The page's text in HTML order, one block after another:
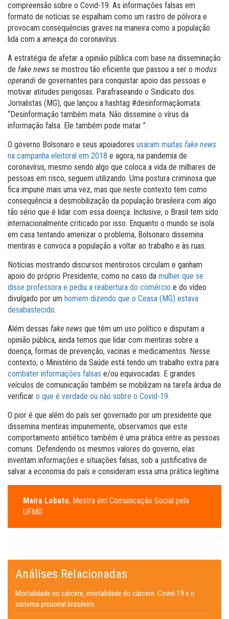
compreensão sobre o Covid-19. As informações falsas em
formato de notícias se espalham como um rastro de pólvora e
provocam consequências graves na maneira como a população
lida com a ameaça do coronavírus.
A estratégia de afetar a opinião pública com base na disseminação
de fake news se mostrou tão eficiente que passou a ser o modus
operandi de governantes para conquistar apoio das pessoas e
motivar atitudes perigosas. Parafraseando o Sindicato dos
Jornalistas (MG), que lançou a hashtag #desinformaçãomata:
“Desinformação também mata. Não dissemine o vírus da
informação falsa. Ele também pode matar ”.
O governo Bolsonaro e seus apoiadores usaram muitas fake news
na campanha eleitoral em 2018 e agora, na pandemia de
coronavírus, mesmo sendo algo que coloca a vida de milhares de
pessoas em risco, seguem utilizando. Uma postura criminosa que
fica impune mais uma vez, mas que neste contexto tem como
consequência a desmobilização da população brasileira com algo
tão sério que é lidar com essa doença. Inclusive, o Brasil tem sido
internacionalmente criticado por isso. Enquanto o mundo se isola
em casa tentando amenizar o problema, Bolsonaro dissemina
mentiras e convoca a população a voltar ao trabalho e às ruas.
Notícias mostrando discursos mentirosos circulam e ganham
apoio do próprio Presidente, como no caso da mulher que se
disse professora e pediu a reabertura do comércio e do vídeo
divulgado por um homem dizendo que o Ceasa (MG) estava
desabastecido.
Além dessas fake news que têm um uso político e disputam a
opinião pública, ainda temos que lidar com mentiras sobre a
doença, formas de prevenção, vacinas e medicamentos. Nesse
contexto, o Ministério da Saúde está tendo um trabalho extra para
combater informações falsas e/ou equivocadas. E grandes
veículos de comunicação também se mobilizam na tarefa árdua de
verificar o que é verdade ou não sobre o Covid-19.
O pior é que além do país ser governado por um presidente que
dissemina mentiras impunemente, observamos que este
comportamento antiético também é uma prática entre as pessoas
comuns. Defendendo os mesmos valores do governo, elas
inventam informações e situações falsas, sob a justificativa de
salvar a economia do país e consideram essa uma prática legítima.
Maíra Lobato, Mestra em Comunicação Social pela
UFMG
Análises Relacionadas
Mortalidade no cárcere, mortalidade do cárcere: Covid-19 e o
sistema prisional brasileiro